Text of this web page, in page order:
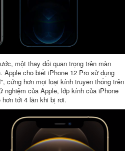
một thay đổi quan trọng trên màn
Apple cho biết iPhone 12 Pro sử dụng
cứng hơn mọi loại kính truyền thống trên
nghiệm của Apple, lớp kính của iPhone
tới 4 lần khi bị rơi.